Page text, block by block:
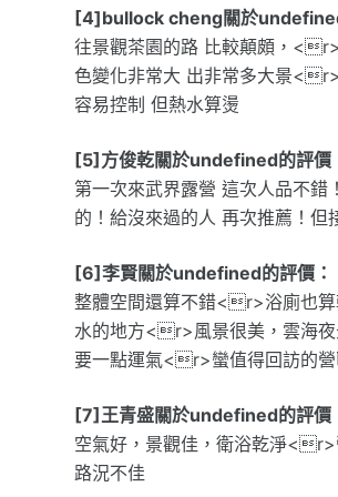
[4]bullock cheng關於
往景觀茶園的路 比較顛頗，
色變化非常大 出非常多大景
容易控制 但熱水算燙
[5]方俊乾關於undefined的評價
第一次來武界露營 這次人品不
的！給沒來過的人 再次推薦！但
[6]李賢關於undefined的評價：
整體空間還算不錯<r>浴廁也
水的地方<r>風景很美，雲海
要一點運氣<r>蠻值得回訪的營
[7]王青盛關於undefined的評價
空氣好，景觀佳，衛浴乾淨
路況不佳